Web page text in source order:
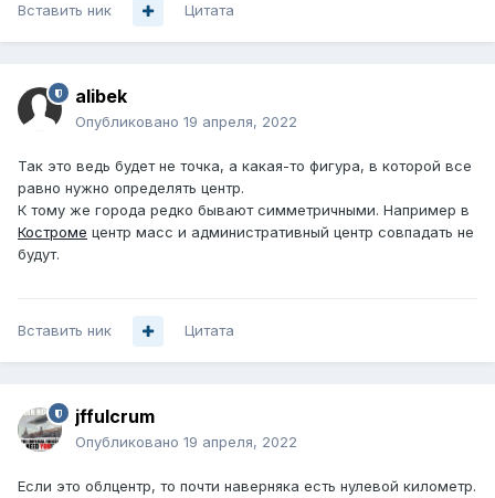
Вставить ник Цитата
alibek
Опубликовано 19 апреля, 2022
Так это ведь будет не точка, а какая-то фигура, в которой все
равно нужно определять центр.
К тому же города редко бывают симметричными. Например в
Костроме центр масс и административный центр совпадать не
будут.
Вставить ник Цитата
jffulcrum
Опубликовано 19 апреля, 2022
Если это облцентр, то почти наверняка есть нулевой километр.